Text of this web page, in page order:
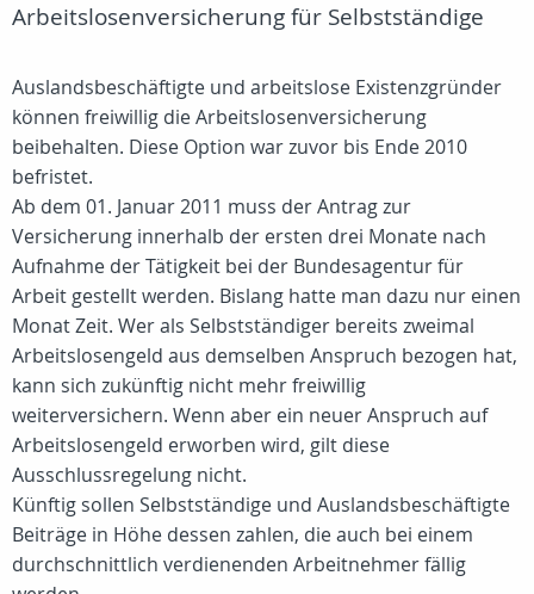
Arbeitslosenversicherung für Selbstständige
Auslandsbeschäftigte und arbeitslose Existenzgründer
können freiwillig die Arbeitslosenversicherung
beibehalten. Diese Option war zuvor bis Ende 2010
befristet.
Ab dem 01. Januar 2011 muss der Antrag zur
Versicherung innerhalb der ersten drei Monate nach
Aufnahme der Tätigkeit bei der Bundesagentur für
Arbeit gestellt werden. Bislang hatte man dazu nur einen
Monat Zeit. Wer als Selbstständiger bereits zweimal
Arbeitslosengeld aus demselben Anspruch bezogen hat,
kann sich zukünftig nicht mehr freiwillig
weiterversichern. Wenn aber ein neuer Anspruch auf
Arbeitslosengeld erworben wird, gilt diese
Ausschlussregelung nicht.
Künftig sollen Selbstständige und Auslandsbeschäftigte
Beiträge in Höhe dessen zahlen, die auch bei einem
durchschnittlich verdienenden Arbeitnehmer fällig